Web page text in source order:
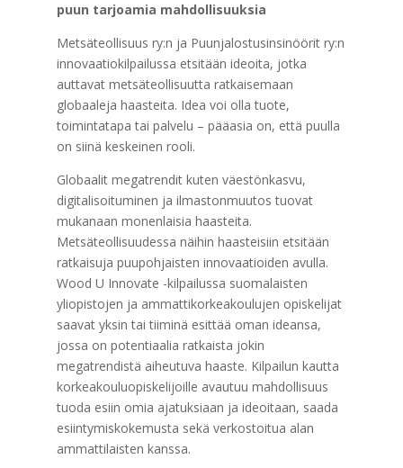
puun tarjoamia mahdollisuuksia
Metsäteollisuus ry:n ja Puunjalostusinsinöörit ry:n
innovaatiokilpailussa etsitään ideoita, jotka
auttavat metsäteollisuutta ratkaisemaan
globaaleja haasteita. Idea voi olla tuote,
toimintatapa tai palvelu – pääasia on, että puulla
on siinä keskeinen rooli.
Globaalit megatrendit kuten väestönkasvu,
digitalisoituminen ja ilmastonmuutos tuovat
mukanaan monenlaisia haasteita.
Metsäteollisuudessa näihin haasteisiin etsitään
ratkaisuja puupohjaisten innovaatioiden avulla.
Wood U Innovate -kilpailussa suomalaisten
yliopistojen ja ammattikorkeakoulujen opiskelijat
saavat yksin tai tiiminä esittää oman ideansa,
jossa on potentiaalia ratkaista jokin
megatrendistä aiheutuva haaste. Kilpailun kautta
korkeakouluopiskelijoille avautuu mahdollisuus
tuoda esiin omia ajatuksiaan ja ideoitaan, saada
esiintymiskokemusta sekä verkostoitua alan
ammattilaisten kanssa.